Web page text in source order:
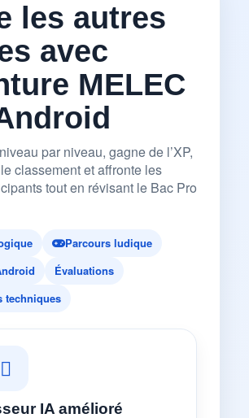
les autres
avec
MELEC
par niveau, gagne de l’XP,
classement et affronte les
tout en révisant le Bac Pro
Parcours ludique
Évaluations
techniques
IA amélioré